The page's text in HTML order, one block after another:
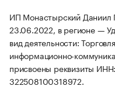
ИП Монастырский Даниил
23.06.2022, в регионе —
вид деятельности:
информационно-
присвоены реквизиты
322508100318972.